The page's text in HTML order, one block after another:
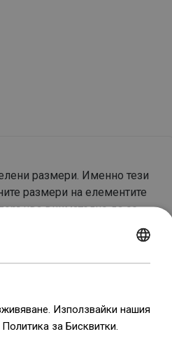
размери. Именно тези
размери на елементите
внимателно да се
Използвайки нашия
за Бисквитки.